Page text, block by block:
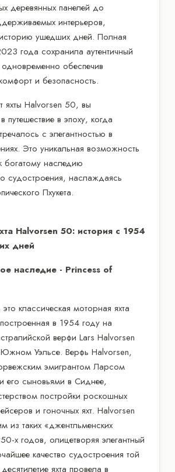
деревянных панелей до
интерьеров,
ушедших дней. Полная
года сохранила аутентичный
одновременно обеспечив
и безопасность.
яхты Halvorsen 50, вы
путешествие в эпоху, когда
с элегантностью в
Это уникальная возможность
богатому наследию
судостроения, наслаждаясь
Пхукета.
Halvorsen 50: история с 1954
дней
наследие - Princess of
классическая моторная яхта
в 1954 году на
верфи Lars Halvorsen
Уэльсе. Верфь Halvorsen,
эмигрантом Ларсом
его сыновьями в Сиднее,
постройки роскошных
и гоночных яхт. Halvorsen
из таких «джентльменских
х годов, олицетворяя элегантный
качество судостроения той
яхта провела в